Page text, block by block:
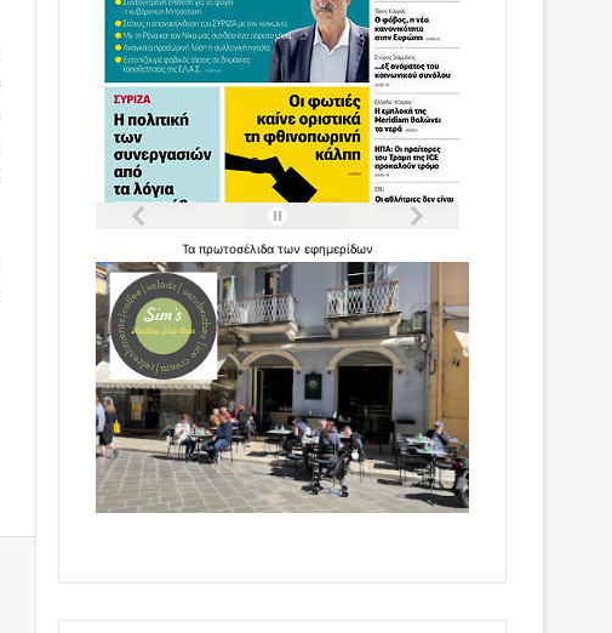
Ταπρωτοσέλιδατωνεφημερίδων